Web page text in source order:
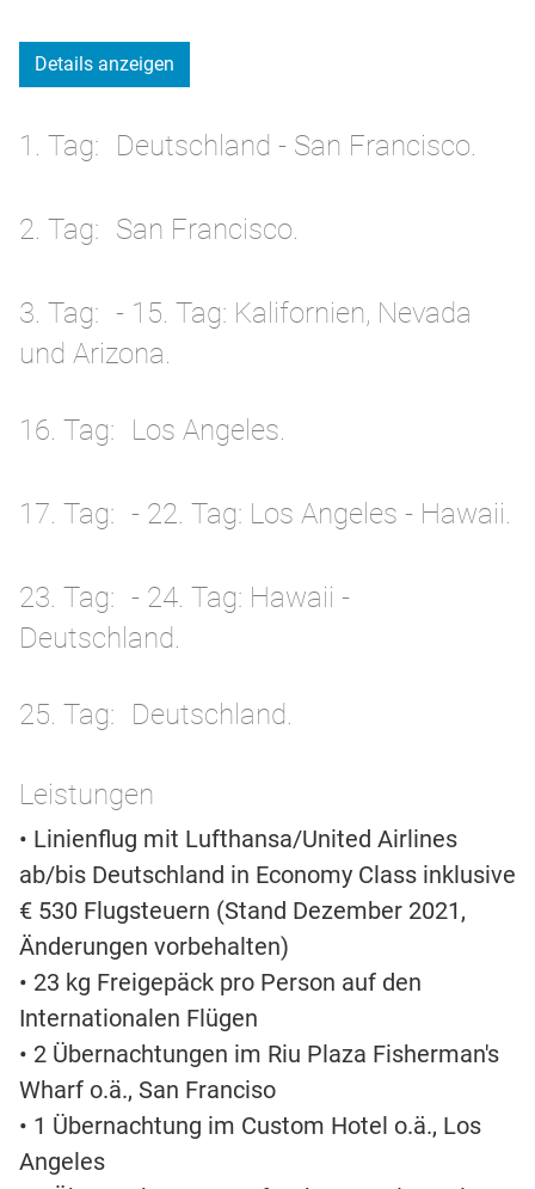
Details anzeigen
1. Tag Deutschland - San Francisco.
2. Tag San Francisco.
3. Tag
- 15. Tag: Kalifornien, Nevada
und Arizona.
16. Tag Los Angeles.
17. Tag - 22. Tag: Los Angeles - Hawaii.
23. Tag
- 24. Tag: Hawaii -
Deutschland.
25. Tag Deutschland.
Leistungen
• Linienflug mit Lufthansa/United Airlines
ab/bis Deutschland in Economy Class inklusive
€ 530 Flugsteuern (Stand Dezember 2021,
Änderungen vorbehalten)
• 23 kg Freigepäck pro Person auf den
Internationalen Flügen
• 2 Übernachtungen im Riu Plaza Fisherman's
Wharf o.ä., San Franciso
• 1 Übernachtung im Custom Hotel o.ä., Los
Angeles